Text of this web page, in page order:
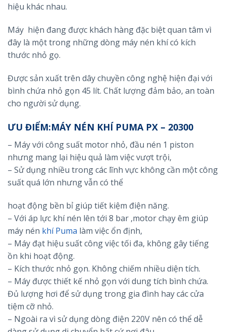
hiệu khác nhau.
Máy hiện đang được khách hàng đặc biệt quan tâm vì
đây là một trong những dòng máy nén khí có kích
thước nhỏ gọ.
Được sản xuất trên dây chuyền công nghệ hiện đại với
bình chứa nhỏ gọn 45 lít. Chất lượng đảm bảo, an toàn
cho người sử dụng.
ƯU ĐIỂM:MÁY NÉN KHÍ PUMA PX – 20300
– Máy với công suất motor nhỏ, đầu nén 1 piston
nhưng mang lại hiệu quả làm việc vượt trội,
– Sử dụng nhiều trong các lĩnh vực không cần một công
suất quá lớn nhưng vẫn có thể
hoạt động bền bỉ giúp tiết kiệm điện năng.
– Với áp lực khí nén lên tới 8 bar ,motor chạy êm giúp
máy nén khí Puma làm việc ổn định,
– Máy đạt hiệu suất công việc tối đa, không gây tiếng
ồn khi hoạt động.
– Kích thước nhỏ gọn. Không chiếm nhiều diện tích.
– Máy được thiết kế nhỏ gọn với dung tích bình chứa.
Đủ lượng hơi để sử dụng trong gia đình hay các cửa
tiệm cỡ nhỏ.
– Ngoài ra vì sử dụng dòng điện 220V nên có thể dễ